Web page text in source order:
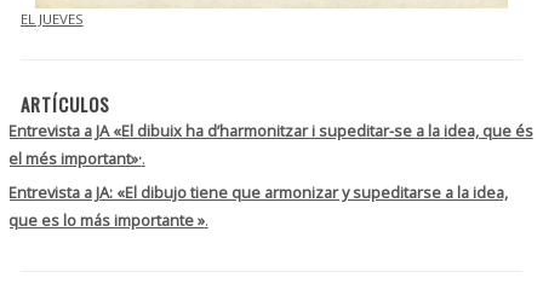
EL JUEVES
ARTÍCULOS
Entrevista a JA «El dibuix ha d’harmonitzar i supeditar-se a la idea, que és
el més important»·.
Entrevista a JA: «El dibujo tiene que armonizar y supeditarse a la idea,
que es lo más importante ».